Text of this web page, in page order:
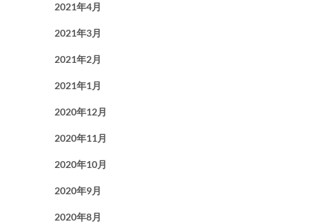
2021年4月
2021年3月
2021年2月
2021年1月
2020年12月
2020年11月
2020年10月
2020年9月
2020年8月